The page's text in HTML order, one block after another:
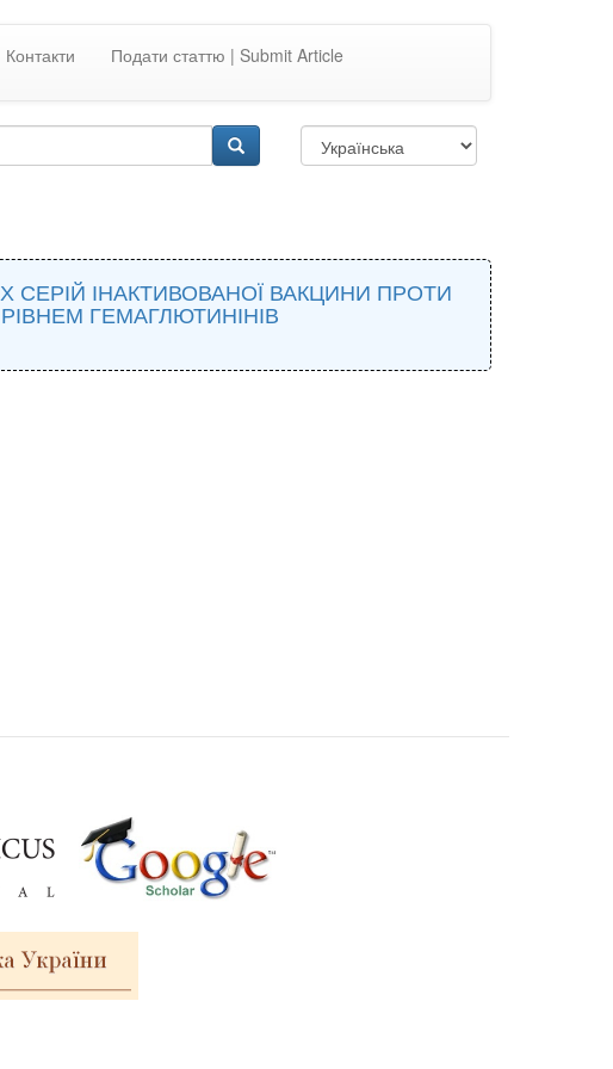
Контакти Подати статтю | Submit Article
ІНАКТИВОВАНОЇ ВАКЦИНИ ПРОТИ
ГЕМАГЛЮТИНІНІВ